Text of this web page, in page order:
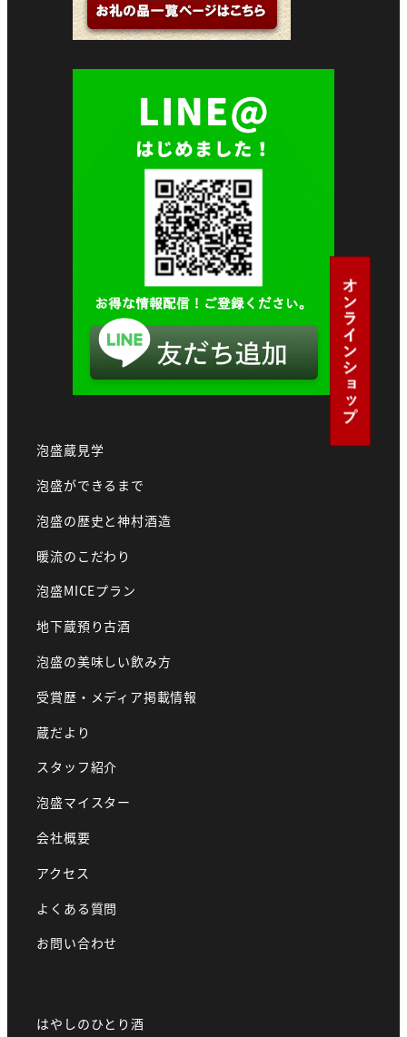
泡盛蔵見学
泡盛ができるまで
泡盛の歴史と神村酒造
暖流のこだわり
泡盛MICEプラン
地下蔵預り古酒
泡盛の美味しい飲み方
受賞歴・メディア掲載情報
蔵だより
スタッフ紹介
泡盛マイスター
会社概要
アクセス
よくある質問
お問い合わせ
はやしのひとり酒